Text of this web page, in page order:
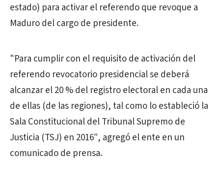
estado) para activar el referendo que revoque a
Maduro del cargo de presidente.
"Para cumplir con el requisito de activación del
referendo revocatorio presidencial se deberá
alcanzar el 20 % del registro electoral en cada una
de ellas (de las regiones), tal como lo estableció la
Sala Constitucional del Tribunal Supremo de
Justicia (TSJ) en 2016″, agregó el ente en un
comunicado de prensa.